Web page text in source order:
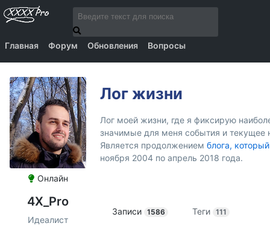
Главная Форум Обновления Вопросы
Онлайн
4X_Pro
Идеалист
Лог жизни
Лог моей жизни, где я фиксирую
значимые для меня события и текущее
Является продолжением блога,
ноября 2004 по апрель 2018 года.
Записи 1586 Теги 111